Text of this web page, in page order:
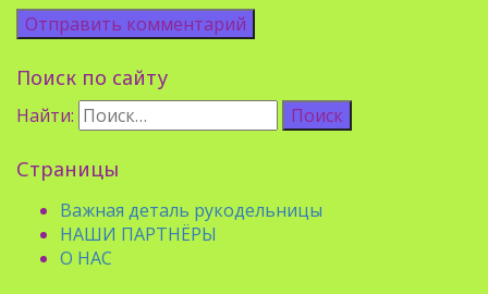
Поиск по сайту
Найти:
Страницы
Важная деталь рукодельницы
НАШИ ПАРТНЁРЫ
О НАС